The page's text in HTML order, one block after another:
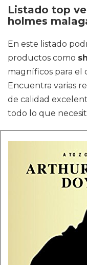
Listado top
holmes
En este listado
productos como
magníficos para el
Encuentra varias
de calidad
todo lo que